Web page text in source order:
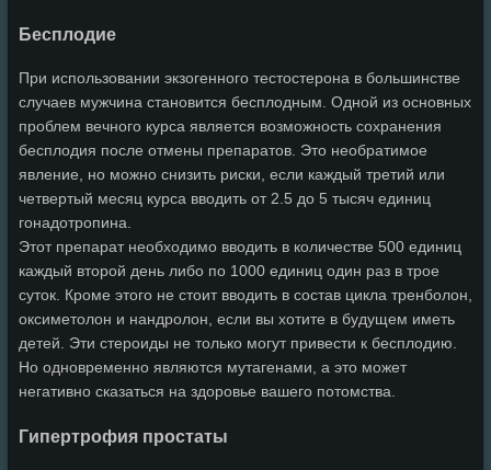
Бесплодие
При использовании экзогенного тестостерона в большинстве
случаев мужчина становится бесплодным. Одной из основных
проблем вечного курса является возможность сохранения
бесплодия после отмены препаратов. Это необратимое
явление, но можно снизить риски, если каждый третий или
четвертый месяц курса вводить от 2.5 до 5 тысяч единиц
гонадотропина.
Этот препарат необходимо вводить в количестве 500 единиц
каждый второй день либо по 1000 единиц один раз в трое
суток. Кроме этого не стоит вводить в состав цикла тренболон,
оксиметолон и нандролон, если вы хотите в будущем иметь
детей. Эти стероиды не только могут привести к бесплодию.
Но одновременно являются мутагенами, а это может
негативно сказаться на здоровье вашего потомства.
Гипертрофия простаты